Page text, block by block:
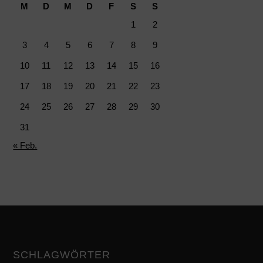
M D M D F S
S
1
2
3 4 5 6 7 8 9
10 11 12 13 14 15 16
17 18 19 20 21 22 23
24 25 26 27 28 29 30
31
« Feb.
SCHLAGWÖRTER